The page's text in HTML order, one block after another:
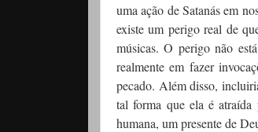
uma ação de Satanás em
existe um perigo real de
músicas. O perigo não
realmente em fazer
pecado. Além disso,
tal forma que ela é atraída
humana, um presente de